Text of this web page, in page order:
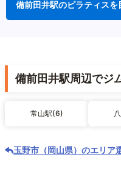
備前田井駅のピラティスを
備前田井駅周辺でジ
常山駅(6)
玉野市（岡山県）のエリア